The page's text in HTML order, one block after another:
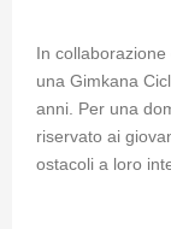
In
una Gimkana
anni. Per una
riservato ai
ostacoli a loro